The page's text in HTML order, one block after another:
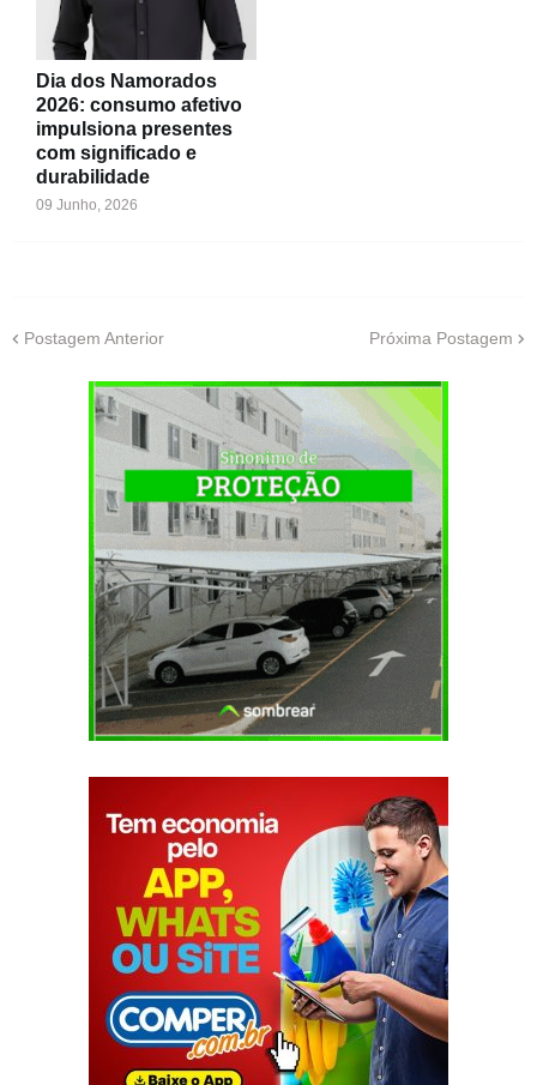
Dia dos Namorados
2026: consumo afetivo
impulsiona presentes
com significado e
durabilidade
09 Junho, 2026
Postagem Anterior Próxima Postagem